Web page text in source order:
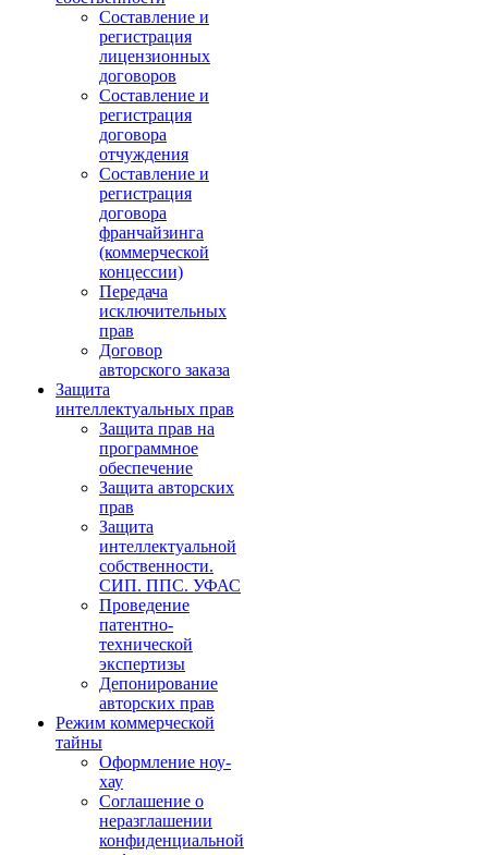
Составление и
регистрация
лицензионных
договоров
Составление и
регистрация
договора
отчуждения
Составление и
регистрация
договора
франчайзинга
(коммерческой
концессии)
Передача
исключительных
прав
Договор
авторского заказа
Защита
интеллектуальных прав
Защита прав на
программное
обеспечение
Защита авторских
прав
Защита
интеллектуальной
собственности.
СИП. ППС. УФАС
Проведение
патентно-
технической
экспертизы
Депонирование
авторских прав
Режим коммерческой
тайны
Оформление ноу-
хау
Соглашение о
неразглашении
конфиденциальной